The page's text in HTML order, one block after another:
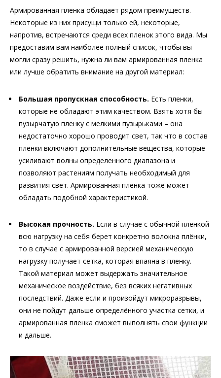
Армированная пленка обладает рядом преимуществ.
Некоторые из них присущи только ей, некоторые,
напротив, встречаются среди всех пленок этого вида. Мы
предоставим вам наиболее полный список, чтобы вы
могли сразу решить, нужна ли вам армированная пленка
или лучше обратить внимание на другой материал:
Большая пропускная способность. Есть пленки,
которые не обладают этим качеством. Взять хотя бы
пузырчатую пленку с мелкими пузырьками – она
недостаточно хорошо проводит свет, так что в состав
пленки включают дополнительные вещества, которые
усиливают волны определенного диапазона и
позволяют растениям получать необходимый для
развития свет. Армированная пленка тоже может
обладать подобной характеристикой.
Высокая прочность. Если в случае с обычной пленкой
всю нагрузку на себя берет конкретно волокна плёнки,
то в случае с армированной версией механическую
нагрузку получает сетка, которая впаяна в пленку.
Такой материал может выдержать значительное
механическое воздействие, без всяких негативных
последствий. Даже если и произойдут микроразрывы,
они не пойдут дальше определённого участка сетки, и
армированная пленка сможет выполнять свои функции
и дальше.